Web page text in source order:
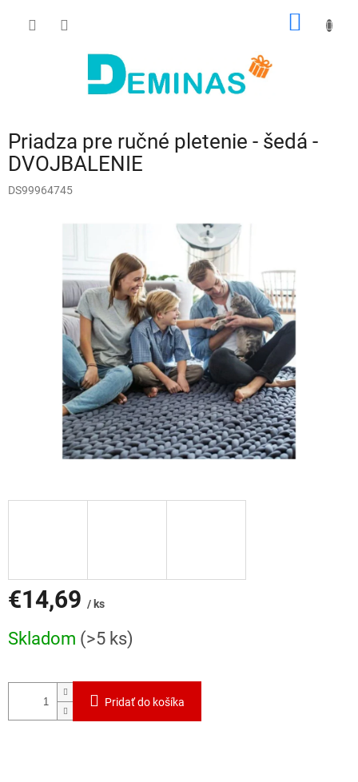
Priadza pre ručné pletenie - šedá -
DVOJBALENIE
DS99964745
€14,69 / ks
cena:
Skladom (>5 ks)
Pridať do košíka